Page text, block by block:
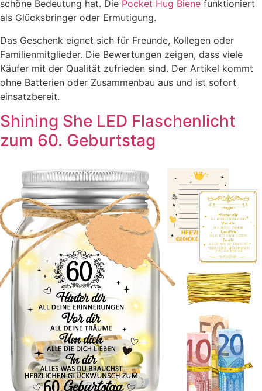
schöne Bedeutung hat. Die Pocket Hug Biene funktioniert
als Glücksbringer oder Ermutigung.
Das Geschenk eignet sich für Freunde, Kollegen oder
Familienmitglieder. Die Bewertungen zeigen, dass viele
Käufer mit der Qualität zufrieden sind. Der Artikel kommt
ohne Batterien oder Zusammenbau aus und ist sofort
einsatzbereit.
Shining She LED Flaschenlicht
zum 60. Geburtstag